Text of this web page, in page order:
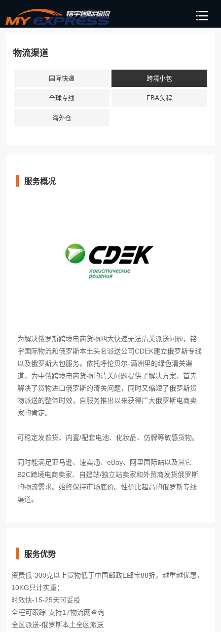
物流渠道
国际快递 跨境小包
全球专线 FBA头程
海外仓
服务概况
为解决俄罗斯跨境电商货物四大快递无法清关派送问题，铭
宇国际物流和俄罗斯本土头名派送公司CDEK建立俄罗斯专线
以及俄罗斯大包服务。依托呼伦贝尔-满洲里的绿色清关渠
道，为中俄跨境电商货物的清关问题提供了解决方案，首先
解决了货物进口俄罗斯的清关问题，同时又缩短了俄罗斯货
物派送的整体时效，自服务推出以来获得广大俄罗斯电商卖
家的肯定。
可稳定发普货、内置/配套电池、化妆品、仿牌等敏感货物。
同时能满足亚马逊、速卖通、eBay、阿里国际站以及其它
B2C跨境电商卖家、自建站/独立站卖家和外贸商发货俄罗斯
的物流需求。始终保持市场底价。性价比超高的俄罗斯专线
渠道。
服务优势
资费低-300克以上货物低于中国邮政E邮宝88折，越重越优惠，
10KG只计实重；
时效快-15-25天可妥投
全程可跟踪-支持17物流网查询
全区派送-俄罗斯本土全区派送